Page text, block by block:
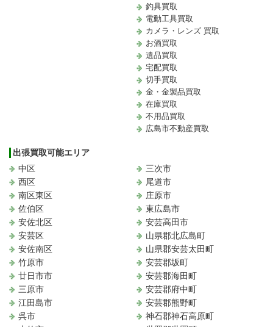
釣具買取
電動工具買取
カメラ・レンズ 買取
お酒買取
遺品買取
宅配買取
切手買取
金・金製品買取
在庫買取
不用品買取
広島市不動産買取
出張買取可能エリア
中区
西区
南区東区
佐伯区
安佐北区
安芸区
安佐南区
竹原市
廿日市市
三原市
江田島市
呉市
三次市
尾道市
庄原市
東広島市
安芸高田市
山県郡北広島町
山県郡安芸太田町
安芸郡坂町
安芸郡海田町
安芸郡府中町
安芸郡熊野町
神石郡神石高原町